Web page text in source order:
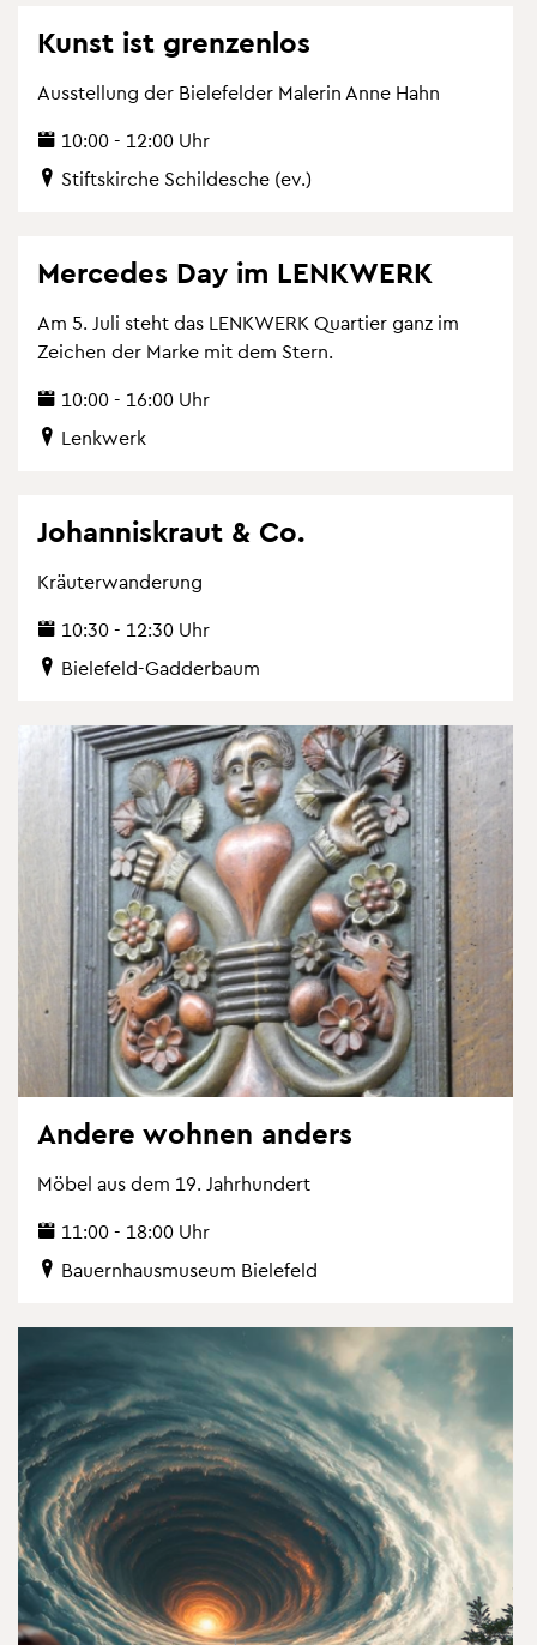
Kunst ist gren­zen­los
Aus­stel­lung der Bie­le­fel­der Ma­le­rin Anne Hahn
10:00 - 12:00 Uhr
Stifts­kir­che Schil­desche (ev.)
Mer­ce­des Day im LENK­WERK
Am 5. Juli steht das LENK­WERK Quar­tier ganz im
Zei­chen der Marke mit dem Stern.
10:00 - 16:00 Uhr
Lenk­werk
Jo­han­nis­kraut & Co.
Kräu­ter­wan­de­rung
10:30 - 12:30 Uhr
Bie­le­feld-Gad­der­baum
An­de­re woh­nen an­ders
Möbel aus dem 19. Jahr­hun­dert
11:00 - 18:00 Uhr
Bau­ern­haus­mu­se­um Bie­le­feld